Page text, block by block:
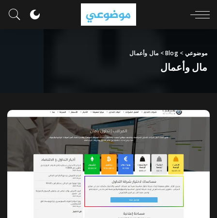
موضوعي >
Blog
> مال وأعمال
مال وأعمال